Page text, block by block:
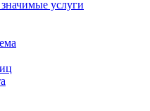
услуги